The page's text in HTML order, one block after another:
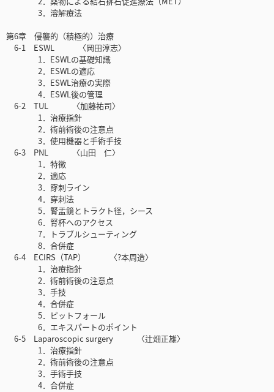
3．溶解療法
第6章 侵襲的（積極的）治療
6-1 ESWL 〈岡田淳志〉
1．ESWLの基礎知識
2．ESWLの適応
3．ESWL治療の実際
4．ESWL後の管理
6-2 TUL 〈加藤祐司〉
1．治療指針
2．術前術後の注意点
3．使用機器と手術手技
6-3 PNL 〈山田 仁〉
1．特徴
2．適応
3．穿刺ライン
4．穿刺法
5．腎盂鏡とトラクト径，シース
6．腎杯へのアクセス
7．トラブルシューティング
8．合併症
6-4 ECIRS（TAP） 〈?本周造〉
1．治療指針
2．術前術後の注意点
3．手技
4．合併症
5．ピットフォール
6．エキスパートのポイント
6-5 Laparoscopic surgery 〈辻畑正雄〉
1．治療指針
2．術前術後の注意点
3．手術手技
4．合併症